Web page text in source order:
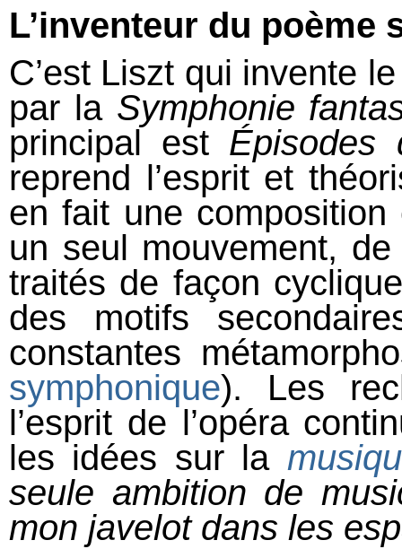
L’inventeur du poème
C’est Liszt qui invente
par la Symphonie
principal est Épisodes
reprend l’esprit et
en fait une
un seul mouvement,
traités de façon
des motifs
constantes
symphonique). Les
l’esprit de l’opéra
les idées sur la
seule ambition de
mon javelot dans les